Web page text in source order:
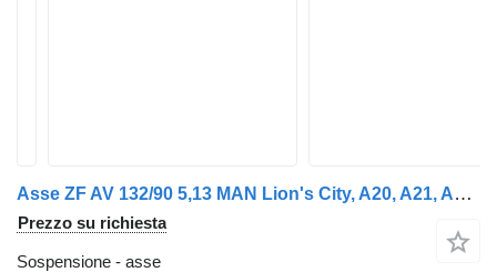
Asse ZF AV 132/90 5,13 MAN Lion's City, A20, A21, A23 Hinter per autobus MAN Lion's City A20, A21, A23
Prezzo su richiesta
Sospensione - asse